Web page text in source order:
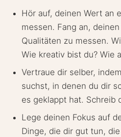
Hör auf, deinen Wert an
messen. Fang an,
Qualitäten zu messen.
Wie kreativ bist du? Wie
Vertraue dir selber,
suchst, in denen du dir
es geklappt hat. Schreib
Lege deinen Fokus auf
Dinge, die dir gut tun,